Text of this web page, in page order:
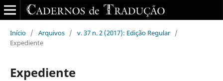
Início / Arquivos / v. 37 n. 2 (2017): Edição Regular /
Expediente
Expediente